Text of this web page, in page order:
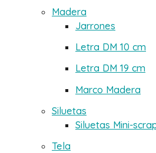
Madera
Jarrones
Letra DM 10 cm
Letra DM 19 cm
Marco Madera
Siluetas
Siluetas Mini-
Tela